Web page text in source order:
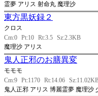
霊夢 アリス 射命丸 魔理沙
東方黒妖録２
クロス
Cm:0 Pt:10 Rt:3.5 Sz:2.3KB
魔理沙 アリス
鬼人正邪のお膳異変
モモモ
Cm:9 Pt:1170 Rt:14.06
鬼人正邪 アリス 博麗霊夢 魔理沙